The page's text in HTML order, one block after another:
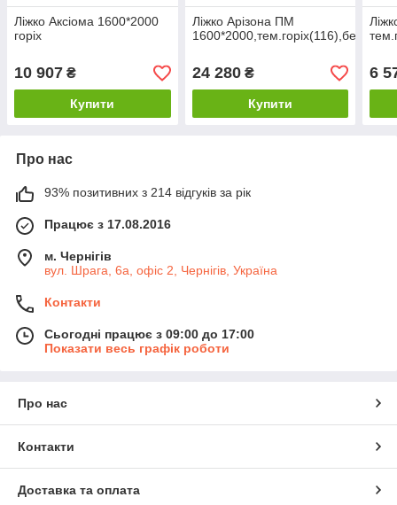
Ліжко Аксіома 1600*2000
горіх
10 907 ₴
Купити
Ліжко Арізона ПМ
1600*2000,тем.горіх(116),беат03
24 280₴
Купити
6
Про нас
93% позитивних з 214 відгуків за рік
Працює з 17.08.2016
м. Чернігів
вул. Шрага, 6а, офіс 2, Чернігів, Україна
Контакти
Сьогодні працює з 09:00 до 17:00
Показати весь графік роботи
Про нас
Контакти
Доставка та оплата